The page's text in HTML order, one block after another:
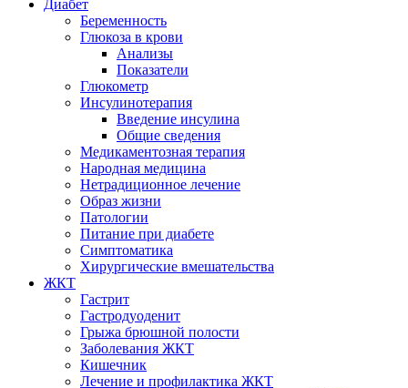
Диабет
Беременность
Глюкоза в крови
Анализы
Показатели
Глюкометр
Инсулинотерапия
Введение инсулина
Общие сведения
Медикаментозная терапия
Народная медицина
Нетрадиционное лечение
Образ жизни
Патологии
Питание при диабете
Симптоматика
Хирургические вмешательства
ЖКТ
Гастрит
Гастродуоденит
Грыжа брюшной полости
Заболевания ЖКТ
Кишечник
Лечение и профилактика ЖКТ